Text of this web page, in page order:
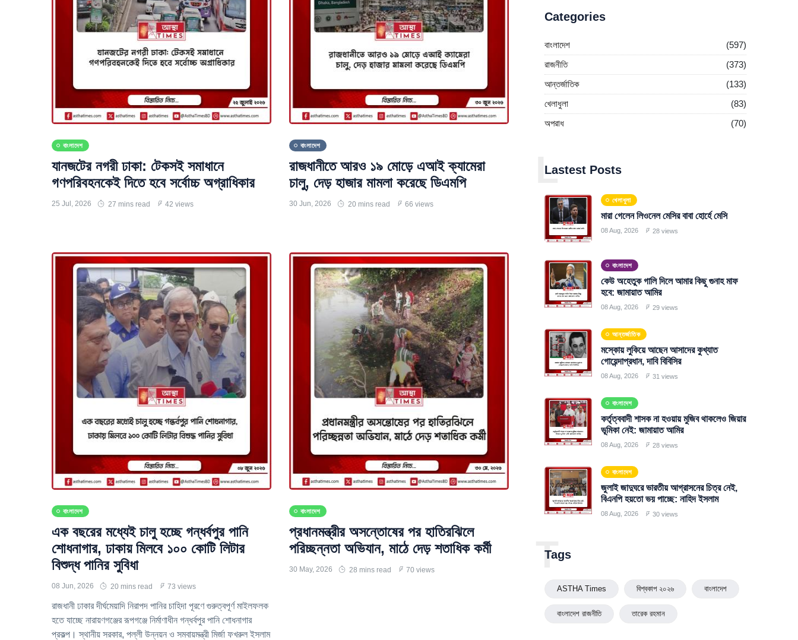
বাংলাদেশ
যানজটের নগরী ঢাকা: টেকসই সমাধানে
গণপরিবহনকেই দিতে হবে সর্বোচ্চ অগ্রাধিকার
25 Jul, 2026 27 mins read 42 views
বাংলাদেশ
রাজধানীতে আরও ১৯ মোড়ে এআই ক্যামেরা
চালু, দেড় হাজার মামলা করেছে ডিএমপি
30 Jun, 2026 20 mins read 66 views
বাংলাদেশ
এক বছরের মধ্যেই চালু হচ্ছে গন্ধর্বপুর পানি
শোধনাগার, ঢাকায় মিলবে ১০০ কোটি লিটার
বিশুদ্ধ পানির সুবিধা
08 Jun, 2026 20 mins read 73 views
রাজধানী ঢাকার দীর্ঘমেয়াদি নিরাপদ পানির চাহিদা পূরণে গুরুত্বপূর্ণ মাইলফলক
হতে যাচ্ছে নারায়ণগঞ্জের রূপগঞ্জে নির্মাণাধীন গন্ধর্বপুর পানি শোধনাগার
প্রকল্প। স্থানীয় সরকার, পল্লী উন্নয়ন ও সমবায়মন্ত্রী মির্জা ফখরুল ইসলাম
বাংলাদেশ
প্রধানমন্ত্রীর অসন্তোষের পর হাতিরঝিলে
পরিচ্ছন্নতা অভিযান, মাঠে দেড় শতাধিক কর্মী
30 May, 2026 28 mins read 70 views
Categories
বাংলাদেশ
(597)
রাজনীতি
(373)
আন্তর্জাতিক
(133)
খেলাধুলা
(83)
অপরাধ
(70)
Lastest Posts
L
খেলাধুলা
মারা গেলেন লিওনেল মেসির বাবা হোর্হে মেসি
08 Aug, 2026 28 views
বাংলাদেশ
কেউ অহেতুক গালি দিলে আমার কিছু গুনাহ মাফ
হবে: জামায়াত আমির
08 Aug, 2026 29 views
আন্তর্জাতিক
মস্কোয় লুকিয়ে আছেন আসাদের কুখ্যাত
গোয়েন্দাপ্রধান, দাবি বিবিসির
08 Aug, 2026 31 views
বাংলাদেশ
কর্তৃত্ববাদী শাসক না হওয়ায় মুজিব থাকলেও জিয়ার
ভূমিকা নেই: জামায়াত আমির
08 Aug, 2026 28 views
বাংলাদেশ
জুলাই জাদুঘরে ভারতীয় আগ্রাসনের চিত্র নেই,
বিএনপি হয়তো ভয় পাচ্ছে: নাহিদ ইসলাম
08 Aug, 2026 30 views
Tags
T
ASTHA Times বিশ্বকাপ ২০২৬ বাংলাদেশ
বাংলাদেশ রাজনীতি তারেক রহমান